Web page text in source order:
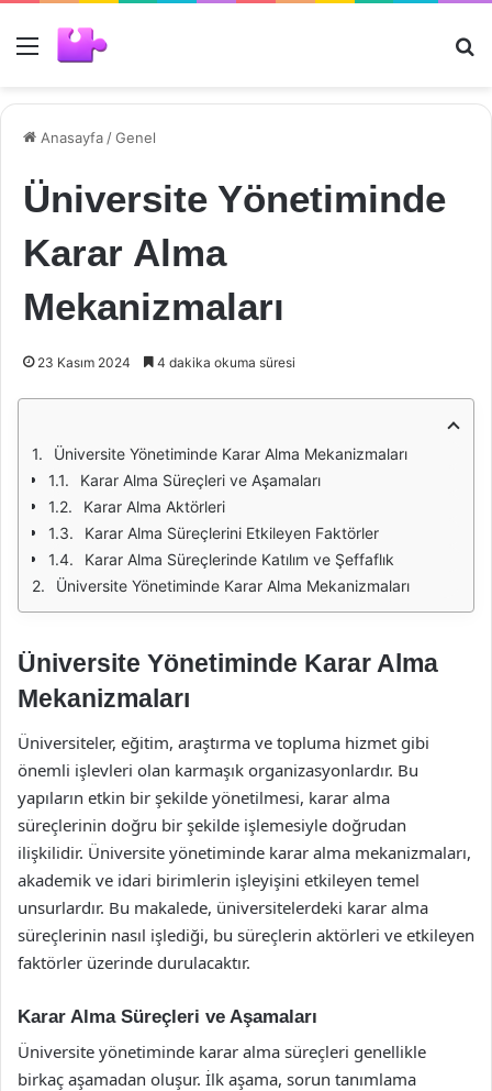
Menü
Anasayfa /Genel
Üniversite Yönetiminde
Karar Alma
Mekanizmaları
23 Kasım 2024 4 dakika okuma süresi
Üniversite Yönetiminde Karar Alma Mekanizmaları
Karar Alma Süreçleri ve Aşamaları
Karar Alma Aktörleri
Karar Alma Süreçlerini Etkileyen Faktörler
Karar Alma Süreçlerinde Katılım ve Şeffaflık
Üniversite Yönetiminde Karar Alma Mekanizmaları
Üniversite Yönetiminde Karar Alma
Mekanizmaları
Üniversiteler, eğitim, araştırma ve topluma hizmet gibi
önemli işlevleri olan karmaşık organizasyonlardır. Bu
yapıların etkin bir şekilde yönetilmesi, karar alma
süreçlerinin doğru bir şekilde işlemesiyle doğrudan
ilişkilidir. Üniversite yönetiminde karar alma mekanizmaları,
akademik ve idari birimlerin işleyişini etkileyen temel
unsurlardır. Bu makalede, üniversitelerdeki karar alma
süreçlerinin nasıl işlediği, bu süreçlerin aktörleri ve etkileyen
faktörler üzerinde durulacaktır.
Karar Alma Süreçleri ve Aşamaları
Üniversite yönetiminde karar alma süreçleri genellikle
birkaç aşamadan oluşur. İlk aşama, sorun tanımlama